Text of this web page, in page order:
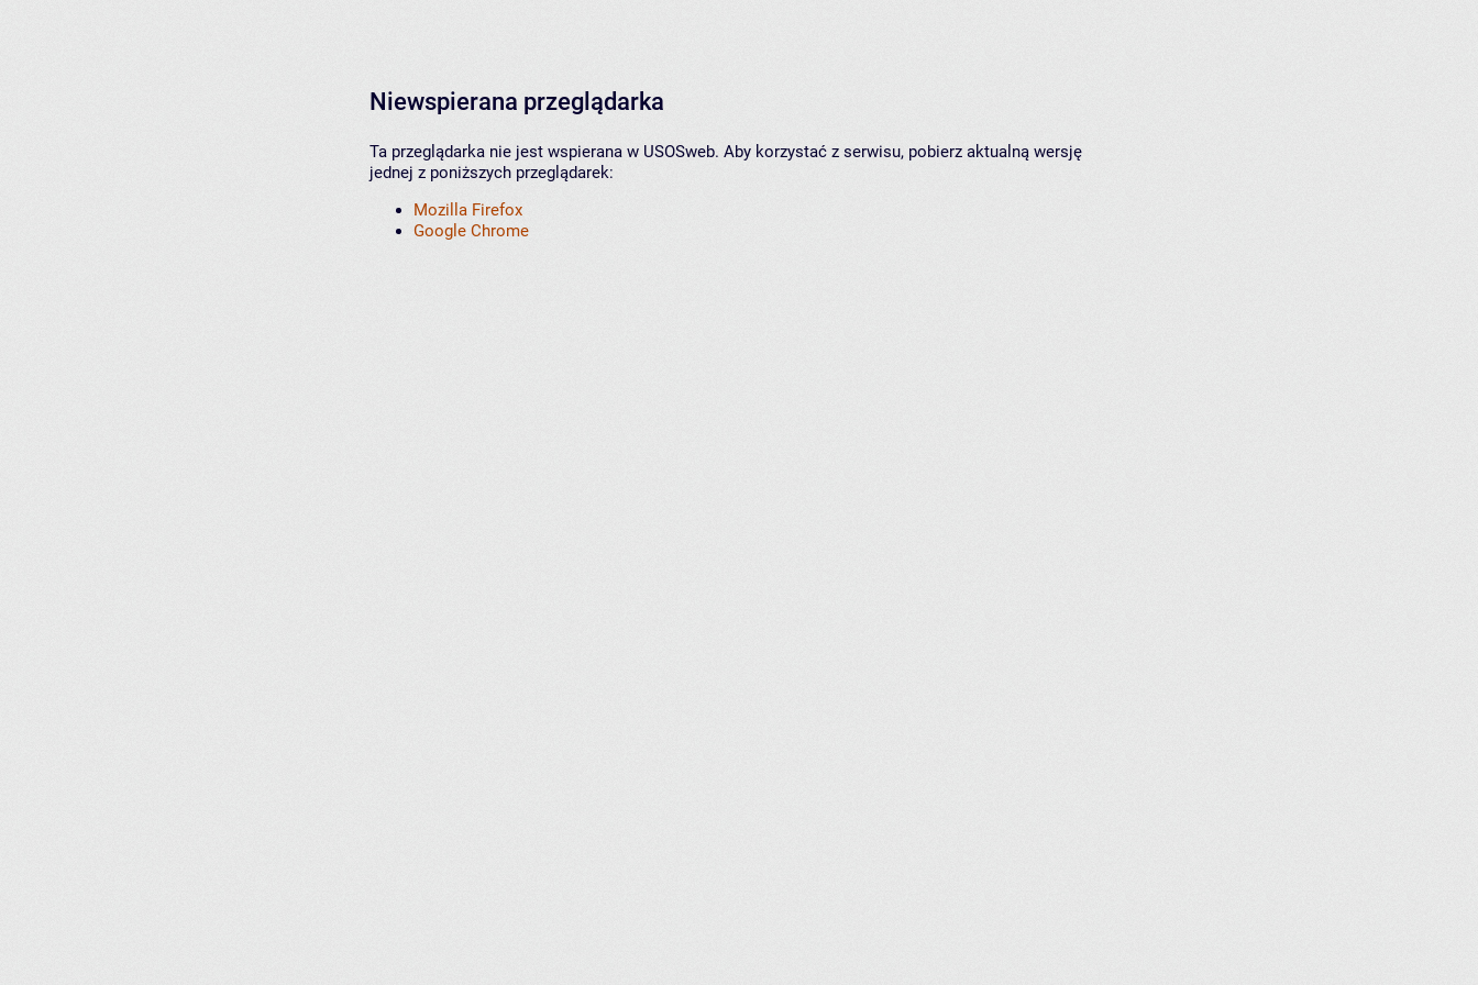
Niewspierana przeglądarka
Ta przeglądarka nie jest wspierana w USOSweb. Aby korzystać z serwisu, pobierz aktualną wersję
jednej z poniższych przeglądarek:
Mozilla Firefox
Google Chrome